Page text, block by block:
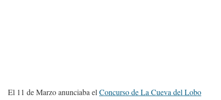
El 11 de Marzo anunciaba el Concurso de La Cueva del Lobo